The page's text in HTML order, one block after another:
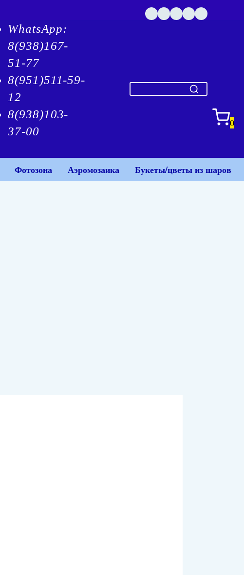
WhatsApp:
8(938)167-
51-77
8(951)511-59-
12
8(938)103-
37-00
0
Фотозона Аэромозаика Букеты/цветы из шаров